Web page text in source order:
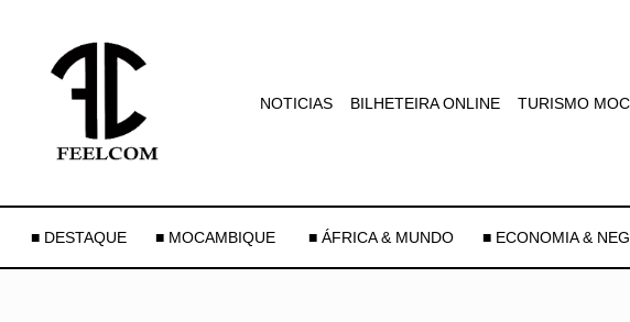
NOTICIAS BILHETEIRA ONLINE TURISMO
■ DESTAQUE ■ MOCAMBIQUE ■ ÁFRICA & MUNDO ■ ECONOMIA &